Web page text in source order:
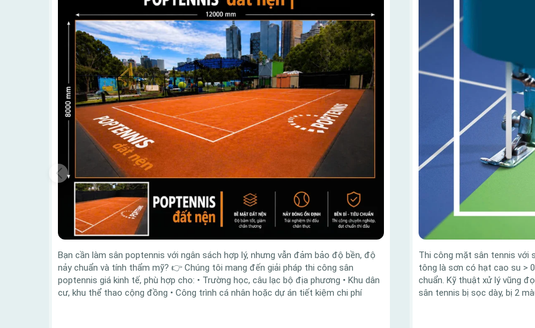
Bạn cần làm sân poptennis với ngân sách hợp lý, nhưng vẫn đảm bảo độ bền, độ
nảy chuẩn và tính thẩm mỹ? 👉 Chúng tôi mang đến giải pháp thi công sân
poptennis giá kinh tế, phù hợp cho: • Trường học, câu lạc bộ địa phương • Khu dân
cư, khu thể thao cộng đồng • Công trình cá nhân hoặc dự án tiết kiệm chi phí
Thi công mặt sân tennis với
tông là sơn có hạt cao su >
chuẩn. Kỹ thuật xử lý vũng
sân tennis bị sọc dày, bị 2